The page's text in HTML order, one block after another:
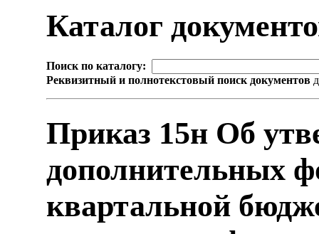
Каталог
Поиск по каталогу:
Реквизитный и полнотекстовый поиск документов
Приказ 15н Об
дополнительных
квартальной